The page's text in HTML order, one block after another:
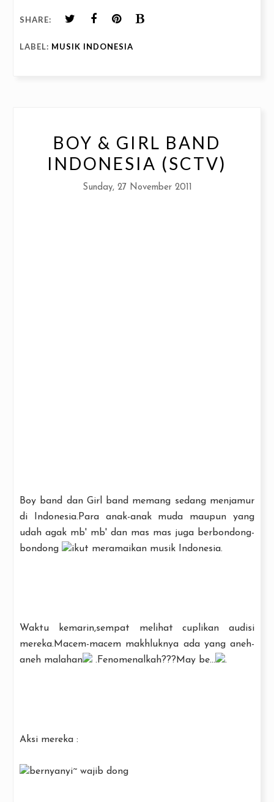
SHARE:
LABEL: MUSIK INDONESIA
BOY & GIRL BAND
INDONESIA (SCTV)
Sunday, 27 November 2011
Boy band dan Girl band memang sedang menjamur
di Indonesia.Para anak-anak muda maupun yang
udah agak mb' mb' dan mas mas juga berbondong-
bondong
ikut meramaikan musik Indonesia.
Waktu kemarin,sempat melihat cuplikan audisi
mereka.Macem-macem makhluknya ada yang aneh-
aneh malahan
.Fenomenalkah???May be... .
Aksi mereka :
bernyanyi~ wajib dong